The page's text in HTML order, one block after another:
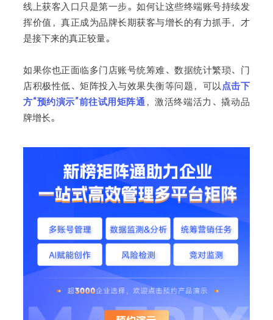
线上获客入口只是第一步。如何让这些终端账号持续发
挥价值，真正成为品牌长期获客与增长的有力抓手，才
是接下来的真正较量。
如果你也正面临多门店账号统筹难、数据统计繁琐、门
店积极性低、矩阵投入与效果失衡等问题，可以 点击下
方“预约演示”前往试用矩阵通 ，激活终端活力、撬动品
牌增长。